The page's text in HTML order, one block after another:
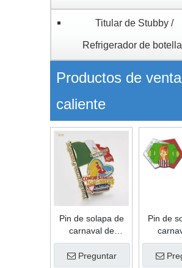
Titular de Stubby /
Refrigerador de
Productos de venta
caliente
Pin de solapa de
carnaval de
aleación de zinc
con forma de
Preguntar
Pin de
con